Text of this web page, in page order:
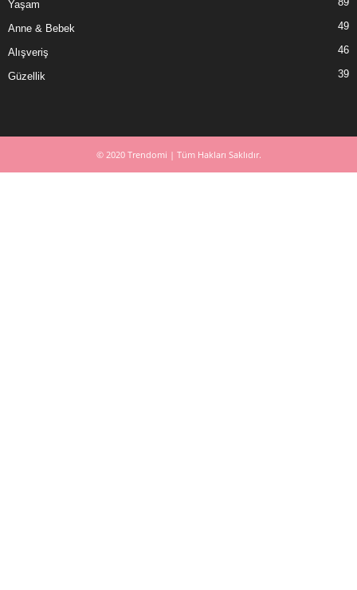
Yaşam
Anne & Bebek 49
Alışveriş 46
Güzellik 39
© 2020 Trendomi | Tüm Hakları Saklıdır.